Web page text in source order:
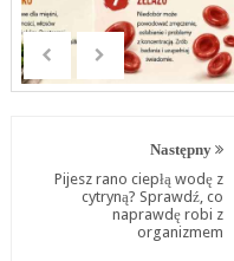
Następny
Pijesz rano ciepłą wodę z
cytryną? Sprawdź, co
naprawdę robi z
organizmem